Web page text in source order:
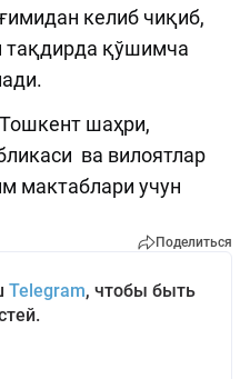
келиб чиқиб,
тақдирда қўшимча
шаҳри,
ва вилоятлар
мактаблари учун
Поделиться
Telegram, чтобы быть